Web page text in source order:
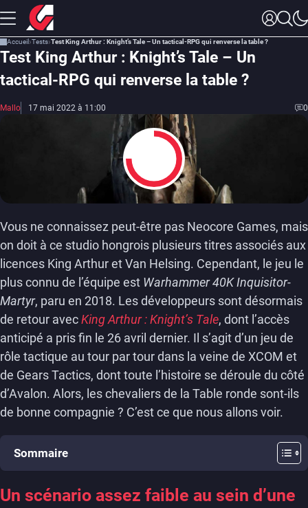
Accueil Tests Test King Arthur : Knight’s Tale – Un tactical-RPG qui renverse la table ?
Test King Arthur : Knight’s Tale – Un
tactical-RPG qui renverse la table ?
Mallo 17 mai 2022 à 11:00 0
7.5
Vous ne connaissez peut-être pas Neocore Games, mais
on doit à ce studio hongrois plusieurs titres associés aux
licences King Arthur et Van Helsing. Cependant, le jeu le
plus connu de l’équipe est Warhammer 40K Inquisitor-
Martyr, paru en 2018. Les développeurs sont désormais
de retour avecKing Arthur : Knight’s Tale, dont l’accès
anticipé a pris fin le 26 avril dernier. Il s’agit d’un jeu de
rôle tactique au tour par tour dans la veine de XCOM et
de Gears Tactics, dont toute l’histoire se déroule du côté
d’Avalon. Alors, les chevaliers de la Table ronde sont-ils
de bonne compagnie ? C’est ce que nous allons voir.
Sommaire
Un scénario assez faible au sein d’une